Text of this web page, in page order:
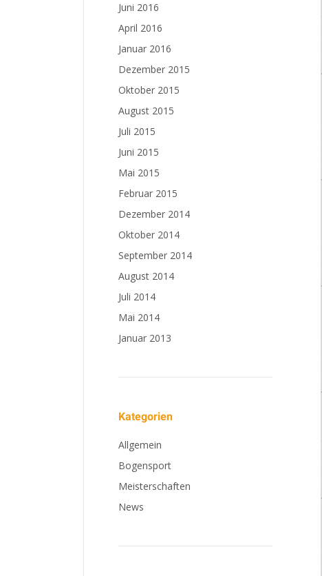
Juni 2016
April 2016
Januar 2016
Dezember 2015
Oktober 2015
August 2015
Juli 2015
Juni 2015
Mai 2015
Februar 2015
Dezember 2014
Oktober 2014
September 2014
August 2014
Juli 2014
Mai 2014
Januar 2013
Kategorien
Allgemein
Bogensport
Meisterschaften
News